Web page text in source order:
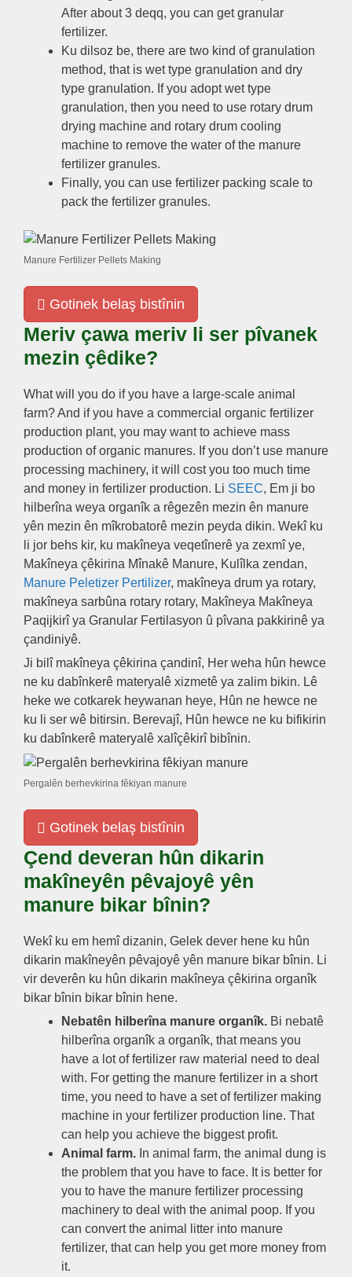
After about3 deqq, you can get granular
fertilizer.
Ku dilsoz be, there are two kind of granulation
method, that is wet type granulation and dry
type granulation. If you adopt wet type
granulation, then you need to use rotary drum
drying machine and rotary drum cooling
machine to remove the water of the manure
fertilizer granules.
Finally, you can use fertilizer packing scale to
pack the fertilizer granules.
Manure Fertilizer Pellets Making
Gotinek belaş bistînin
Meriv çawa meriv li ser pîvanek
mezin çêdike?
What will you do if you have a large-scale animal
farm?And if you have a commercial organic fertilizer
production plant, you may want to achieve mass
production of organic manures. If you don’t use manure
processing machinery, it will cost you too much time
and money in fertilizer production. Li SEEC, Em ji bo
hilberîna weya organîk a rêgezên mezin ên manure
yên mezin ên mîkrobatorê mezin peyda dikin. Wekî ku
li jor behs kir, ku makîneya veqetînerê ya zexmî ye,
Makîneya çêkirina Mînakê Manure, Kulîlka zendan,
Manure Peletizer Pertilizer, makîneya drum ya rotary,
makîneya sarbûna rotary rotary, Makîneya Makîneya
Paqijkirî ya Granular Fertilasyon û pîvana pakkirinê ya
çandiniyê.
Ji bilî makîneya çêkirina çandinî, Her weha hûn hewce
ne ku dabînkerê materyalê xizmetê ya zalim bikin. Lê
heke we cotkarek heywanan heye, Hûn ne hewce ne
ku li ser wê bitirsin. Berevajî, Hûn hewce ne ku bifikirin
ku dabînkerê materyalê xalîçêkirî bibînin.
Pergalên berhevkirina fêkiyan manure
Gotinek belaş bistînin
Çend deveran hûn dikarin
makîneyên pêvajoyê yên
manure bikar bînin?
Wekî ku em hemî dizanin, Gelek dever hene ku hûn
dikarin makîneyên pêvajoyê yên manure bikar bînin. Li
vir deverên ku hûn dikarin makîneya çêkirina organîk
bikar bînin bikar bînin hene.
Nebatên hilberîna manure organîk. Bi nebatê
hilberîna organîk a organîk, that means you
have a lot of fertilizer raw material need to deal
with. For getting the manure fertilizer in a short
time, you need to have a set of fertilizer making
machine in your fertilizer production line. That
can help you achieve the biggest profit.
Animal farm. In animal farm, the animal dung is
the problem that you have to face. It is better for
you to have the manure fertilizer processing
machinery to deal with the animal poop. If you
can convert the animal litter into manure
fertilizer, that can help you get more money from
it.